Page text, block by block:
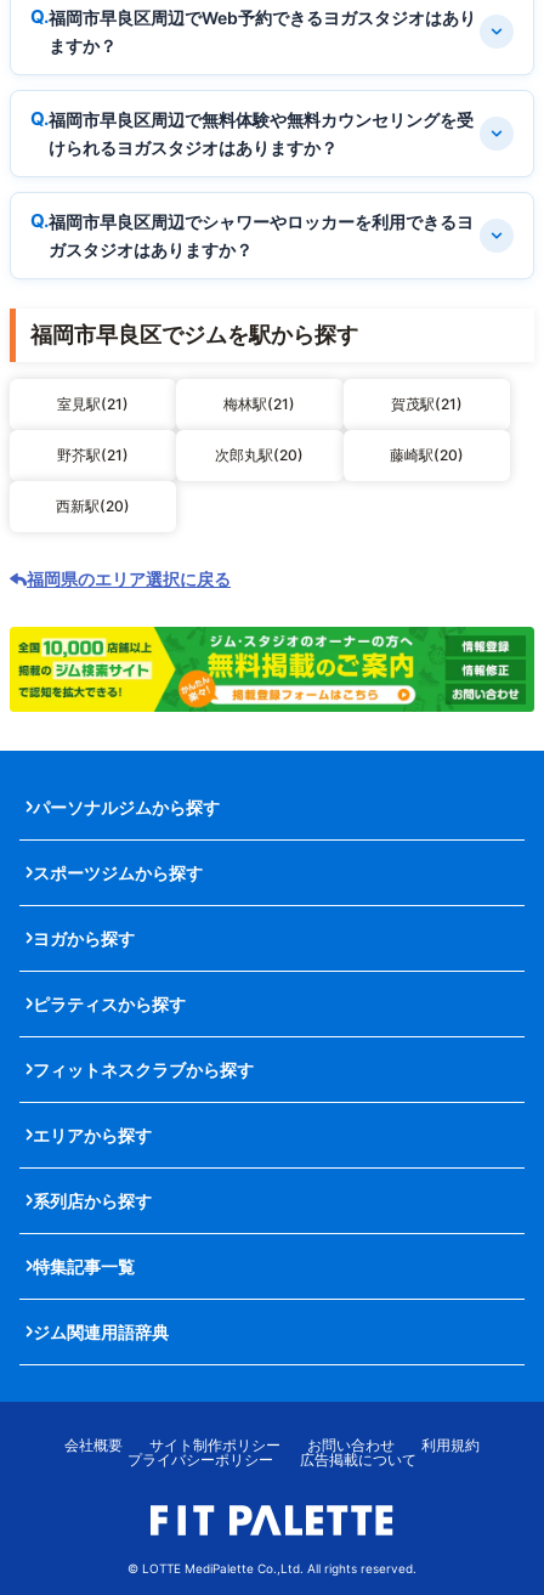
福岡市早良区周辺でWeb予約できるヨガスタジオはあり
ますか？
福岡市早良区周辺で無料体験や無料カウンセリングを受
けられるヨガスタジオはありますか？
福岡市早良区周辺でシャワーやロッカーを利用できるヨ
ガスタジオはありますか？
福岡市早良区でジムを駅から探す
室見駅(21) 梅林駅(21) 賀茂駅(21)
野芥駅(21) 次郎丸駅(20) 藤崎駅(20)
西新駅(20)
福岡県のエリア選択に戻る
パーソナルジムから探す
スポーツジムから探す
ヨガから探す
ピラティスから探す
フィットネスクラブから探す
エリアから探す
系列店から探す
特集記事一覧
ジム関連用語辞典
会社概要 サイト制作ポリシー お問い合わせ
利用規約
プライバシーポリシー
広告掲載について
© LOTTE MediPalette Co.,Ltd. All rights reserved.